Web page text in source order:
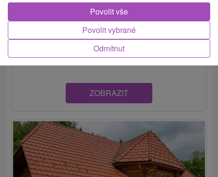
Chata Margita Dolný Kubín
Dolný Kubín
Hľadáte chatu ako z rozprávky? Nájdete ju na Orave, v
rekreačnej oblasti Kubínska hoľa (územie Dolného...
ZOBRAZIT
Odmítnut
Povolit vybrané
Povolit vše